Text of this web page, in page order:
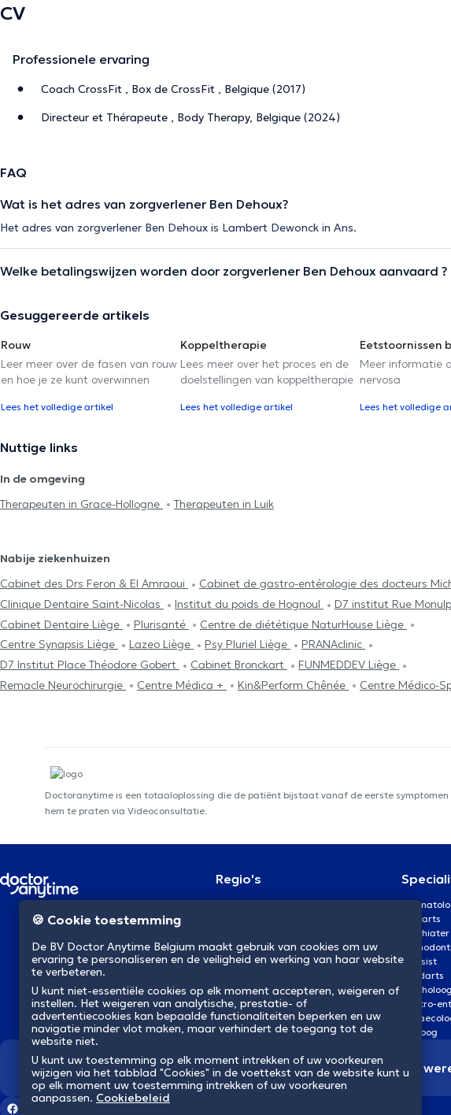
CV
Professionele ervaring
Coach CrossFit , Box de CrossFit , Belgique (2017)
Directeur et Thérapeute , Body Therapy, Belgique (2024)
FAQ
Wat is het adres van zorgverlener Ben Dehoux?
Het adres van zorgverlener Ben Dehoux is Lambert Dewonck in Ans.
Welke betalingswijzen worden door zorgverlener Ben Dehoux aanvaard ?
Gesuggereerde artikels
Rouw
Leer meer over de fasen van rouw
en hoe je ze kunt overwinnen
Lees het volledige artikel
Koppeltherapie
Lees meer over het proces en de
doelstellingen van koppeltherapie
Lees het volledige artikel
Eetstoornissen
Meer informatie
nervosa
Lees het volledige
Nuttige links
In de omgeving
Therapeuten in Grace-Hollogne
Therapeuten in Luik
Nabije ziekenhuizen
Cabinet des Drs Feron & El Amraoui
Cabinet de gastro-entérologie des docteurs
Clinique Dentaire Saint-Nicolas
Institut du poids de Hognoul D7 institut Rue
Cabinet Dentaire Liège
Plurisanté
Centre de diététique NaturHouse Liège
Centre Synapsis Liège
Lazeo Liège Psy Pluriel Liège
PRANAclinic
D7 Institut Place Théodore Gobert
Cabinet Bronckart
FUNMEDDEV Liège
Remacle Neurochirurgie
Centre Médica + Kin&Perform Chênée Centre Médico-
Doctoranytime is een totaaloplossing die de patiënt bijstaat vanaf de eerste
hem te praten via Videoconsultatie.
NL
Regio's
Charleroi
Luik
Namen
Leuven
Mons
Aalst
Oogarts
Psychiater
Kinesist
Tandarts
Psycholoog
Gastro-
Uroloog
Wij revolutioneren de gezondheidssector
🍪 Cookie toestemming
De BV Doctor Anytime Belgium maakt gebruik van cookies om uw
ervaring te personaliseren en de veiligheid en werking van haar website
te verbeteren.
U kunt niet-essentiële cookies op elk moment accepteren, weigeren of
instellen. Het weigeren van analytische, prestatie- of
advertentiecookies kan bepaalde functionaliteiten beperken en uw
navigatie minder vlot maken, maar verhindert de toegang tot de
website niet.
U kunt uw toestemming op elk moment intrekken of uw voorkeuren
wijzigen via het tabblad "Cookies" in de voettekst van de website kunt u
op elk moment uw toestemming intrekken of uw voorkeuren
aanpassen. Cookiebeleid